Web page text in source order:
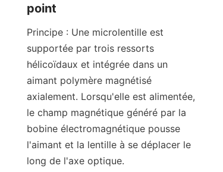
point
Principe : Une microlentille est
supportée par trois ressorts
hélicoïdaux et intégrée dans un
aimant polymère magnétisé
axialement. Lorsqu'elle est alimentée,
le champ magnétique généré par la
bobine électromagnétique pousse
l'aimant et la lentille à se déplacer le
long de l'axe optique.